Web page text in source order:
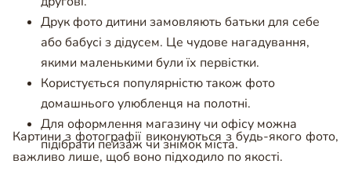
Друк фото дитини замовляють батьки для себе
або бабусі з дідусем. Це чудове нагадування,
якими маленькими були їх первістки.
Користується популярністю також фото
домашнього улюбленця на полотні.
Для оформлення магазину чи офісу можна
підібрати пейзаж чи знімок міста.
Картини з фотографії виконуються з будь-якого фото,
важливо лише, щоб воно підходило по якості.